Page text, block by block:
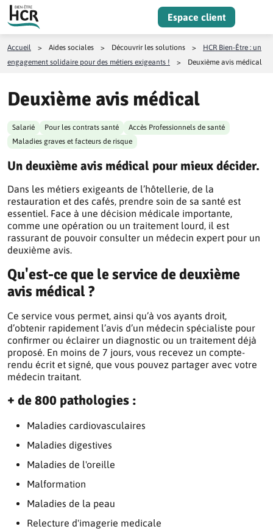
Aller au contenu
Espace client
Accueil > Aides sociales > Découvrir les solutions >
HCR Bien-Être : un
engagement solidaire pour des métiers exigeants !
> Deuxième avis médical
Deuxième avis médical
Salarié Pour les contrats santé
Accès Professionnels de santé
Maladies graves et facteurs de risque
Un deuxième avis médical pour mieux décider.
Dans les métiers exigeants de l’hôtellerie, de la
restauration et des cafés, prendre soin de sa santé est
essentiel. Face à une décision médicale importante,
comme une opération ou un traitement lourd, il est
rassurant de pouvoir consulter un médecin expert pour un
deuxième avis.
Qu'est-ce que le service de deuxième
avis médical ?
Ce service vous permet, ainsi qu’à vos ayants droit,
d’obtenir rapidement l’avis d’un médecin spécialiste pour
confirmer ou éclairer un diagnostic ou un traitement déjà
proposé. En moins de 7 jours, vous recevez un compte-
rendu écrit et signé, que vous pouvez partager avec votre
médecin traitant.
+ de 800 pathologies :
Maladies cardiovasculaires
Maladies digestives
Maladies de l'oreille
Malformation
Maladies de la peau
Relecture d'imagerie medicale